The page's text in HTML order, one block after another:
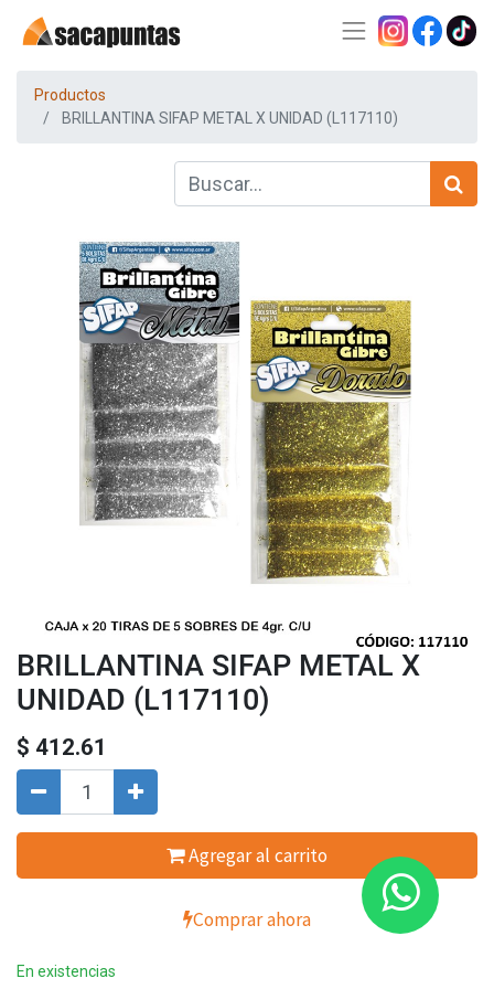
Productos
BRILLANTINA SIFAP METAL X UNIDAD (L117110)
BRILLANTINA SIFAP METAL X
UNIDAD (L117110)
$ 412.61
Agregar al carrito
Comprar ahora
En existencias